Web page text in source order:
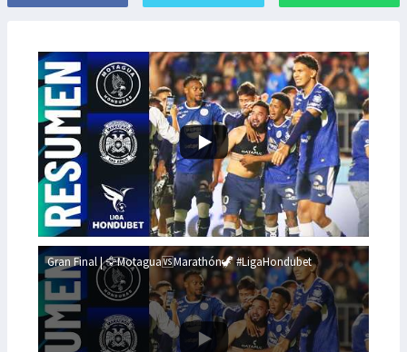
Gran Final | 🦅Motagua🆚Marathón🦖 #LigaHondubet